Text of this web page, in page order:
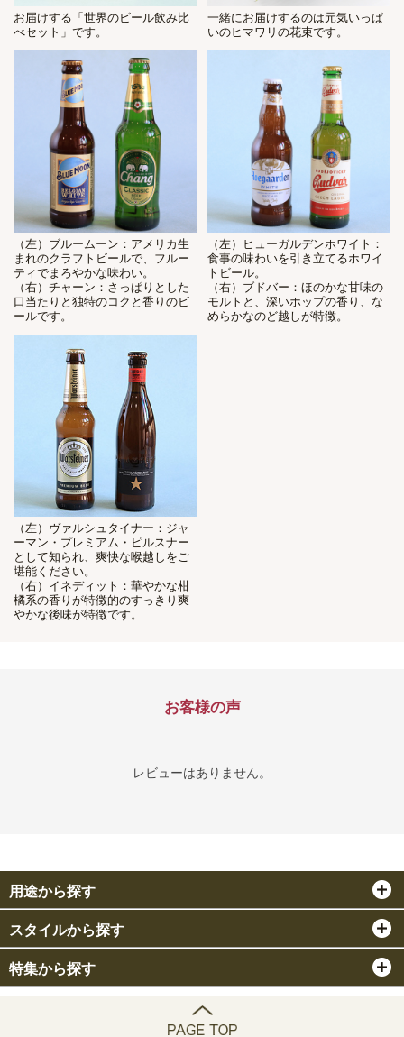
お届けする「世界のビール飲み比
べセット」です。
一緒にお届けするのは元気いっぱ
いのヒマワリの花束です。
（左）ブルームーン：アメリカ生
まれのクラフトビールで、フルー
ティでまろやかな味わい。
（右）チャーン：さっぱりとした
口当たりと独特のコクと香りのビ
ールです。
（左）ヒューガルデンホワイト：
食事の味わいを引き立てるホワイ
トビール。
（右）ブドバー：ほのかな甘味の
モルトと、深いホップの香り、な
めらかなのど越しが特徴。
（左）ヴァルシュタイナー：ジャ
ーマン・プレミアム・ピルスナー
として知られ、爽快な喉越しをご
堪能ください。
（右）イネディット：華やかな柑
橘系の香りが特徴的のすっきり爽
やかな後味が特徴です。
お客様の声
レビューはありません。
用途から探す
スタイルから探す
特集から探す